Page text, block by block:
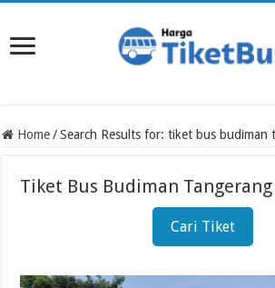
Home / Search Results for: tiket bus budiman
Tiket Bus Budiman Tangerang
Cari Tiket